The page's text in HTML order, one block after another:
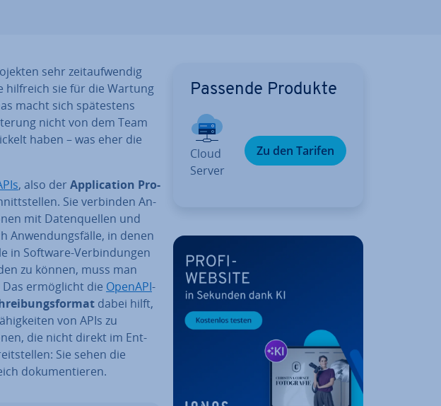
sehr zeit­auf­wen­dig
hilfreich sie für die Wartung
macht sich spä­tes­tens
nicht von dem Team
haben – was eher die
, also der Ap­pli­ca­ti­on Pro­
Sie verbinden An­
mit Da­ten­quel­len und
An­wen­dungs­fäl­le, in denen
in Software-Ver­bin­dun­gen
zu können, muss man
er­mög­licht die OpenAPI-
dabei hilft,
von APIs zu
die nicht direkt im Ent­
Sie sehen die
do­ku­men­tie­ren.
Passende Produkte
Cloud
Server
Zu den Tarifen